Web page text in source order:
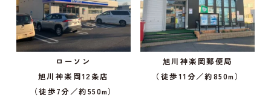
ローソン
旭川神楽岡12条店
（徒歩7分／約550m）
旭川神楽岡郵便局
（徒歩11分／約850m）